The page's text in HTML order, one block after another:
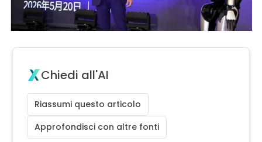
Chiedi all'AI
Riassumi questo articolo
Approfondisci con altre fonti